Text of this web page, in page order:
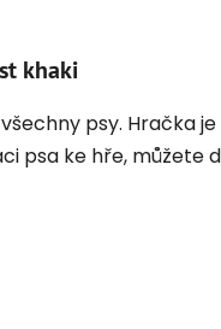
khaki
psy. Hračka
psa ke hře, můžete